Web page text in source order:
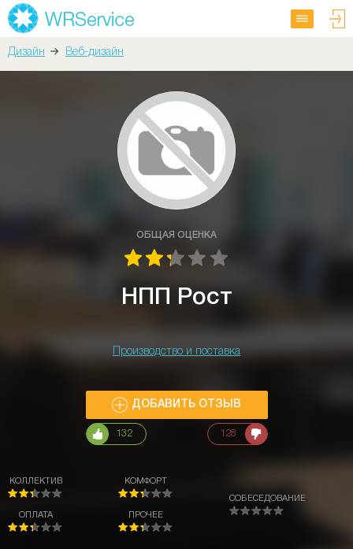
Дизайн Веб-дизайн
ОБЩАЯ ОЦЕНКА
НПП Рост
Производство и поставка
ДОБАВИТЬ ОТЗЫВ
132 128
КОЛЛЕКТИВ
ОПЛАТА
КОМФОРТ
ПРОЧЕЕ
СОБЕСЕДОВАНИЕ